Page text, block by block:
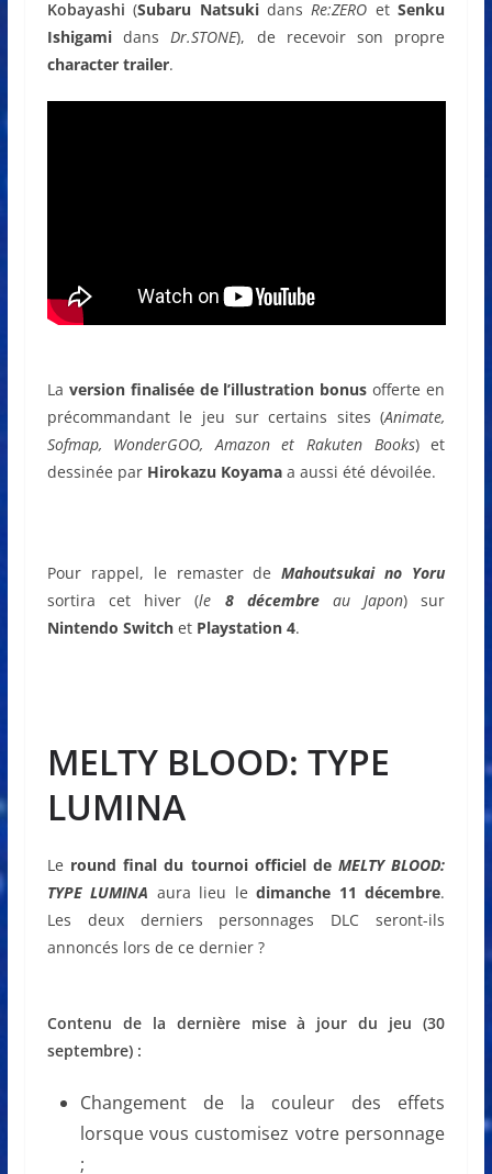
Kobayashi (Subaru NatsukidansRe:ZERO etSenku
IshigamidansDr.STONE), de recevoir son propre
character trailer.
La version finalisée de l’illustration bonusofferte en
précommandant le jeu sur certains sites (Animate,
Sofmap, WonderGOO, Amazon et Rakuten Books) et
dessinée parHirokazu Koyama a aussi été dévoilée.
Pour rappel, le remaster deMahoutsukai no Yoru
sortira cet hiver (le 8 décembreau Japon) sur
Nintendo Switch et Playstation 4.
MELTY BLOOD: TYPE
LUMINA
Le round final du tournoi officiel deMELTY BLOOD:
TYPE LUMINA aura lieu ledimanche 11 décembre.
Les deux derniers personnages DLC seront-ils
annoncés lors de ce dernier ?
Contenu de la dernière mise à jour du jeu (30
septembre) :
Changement de la couleur des effets
lorsque vous customisez votre personnage
;